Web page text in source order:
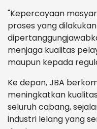
"Kepercayaan
proses yang
menjaga kualitas
maupun kepada
Ke depan, JBA
meningkatkan
seluruh cabang,
industri lelang yang